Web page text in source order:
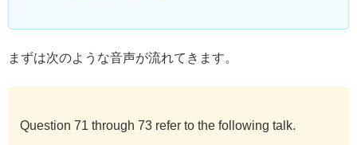
まずは次のような音声が流れてきます。
Question 71 through 73 refer to the following talk.